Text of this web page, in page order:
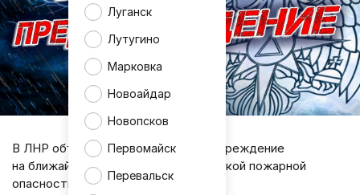
Луганск
Лутугино
Марковка
Новоайдар
Новопсков
Первомайск
Перевальск
В ЛНР объявили экстренное предупреждение
на ближайшие дни из-за крайне высокой пожарной
опасности.